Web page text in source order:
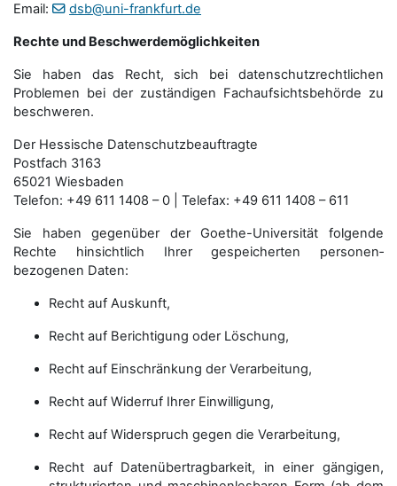
Email:
dsb@uni-frankfurt.de
Rechte und Beschwerdemöglichkeiten
Sie haben das Recht, sich bei datenschutzrechtlichen
Problemen bei der zuständigen Fachauf­sichts­behörde zu
beschweren.
Der Hessische Datenschutzbeauftragte
Postfach 3163
65021 Wiesbaden
Telefon: +49 611 1408 – 0 | Telefax: +49 611 1408 – 611
Sie haben gegenüber der Goethe-Universität folgende
Rechte hinsichtlich Ihrer gespeicherten personen­
bezogenen Daten:
Recht auf Auskunft,
Recht auf Berichtigung oder Löschung,
Recht auf Einschränkung der Verarbeitung,
Recht auf Widerruf Ihrer Einwilligung,
Recht auf Widerspruch gegen die Verarbeitung,
Recht auf Datenübertragbarkeit, in einer gängigen,